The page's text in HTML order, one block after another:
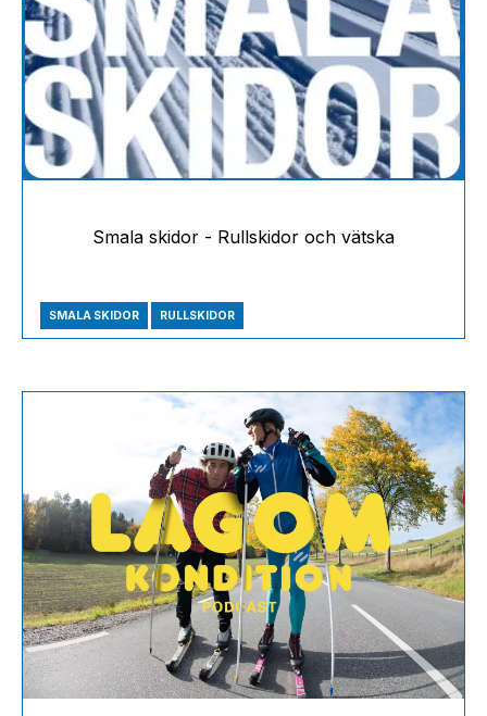
Smala skidor - Rullskidor och vätska
SMALA SKIDOR RULLSKIDOR